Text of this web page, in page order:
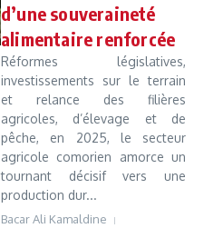
d’une souveraineté
alimentaire renforcée
Réformes législatives,
investissements sur le terrain
et relance des filières
agricoles, d’élevage et de
pêche, en 2025, le secteur
agricole comorien amorce un
tournant décisif vers une
production dur...
Bacar Ali Kamaldine